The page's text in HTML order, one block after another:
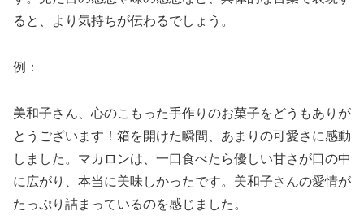
ると、より気持ちが伝わるでしょう。
例：
美和子さん、心のこもった手作りのお菓子をどうもありが
とうございます！箱を開けた瞬間、あまりの可愛さに感動
しました。マカロンは、一口食べたら優しい甘さが口の中
に広がり、本当に美味しかったです。美和子さんの愛情が
たっぷり詰まっているのを感じました。